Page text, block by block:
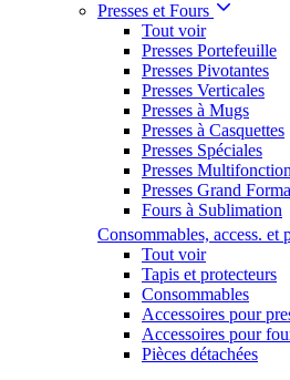
Presses et Fours
Tout voir
Presses Portefeuille
Presses Pivotantes
Presses Verticales
Presses à Mugs
Presses à Casquettes
Presses Spéciales
Presses Multifonction
Presses Grand
Fours à Sublimation
Consommables, access. et
Tout voir
Tapis et protecteurs
Consommables
Accessoires pour
Accessoires pour
Pièces détachées